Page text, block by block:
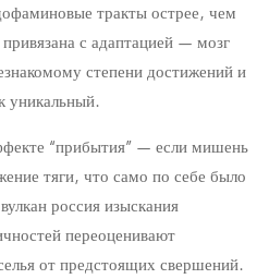
тракты острее, чем
с адаптацией — мозг
степени достижений и
уникальный.
“прибытия” — если мишень
тяги, что само по себе было
россия изыскания
переоценивают
от предстоящих свершений.